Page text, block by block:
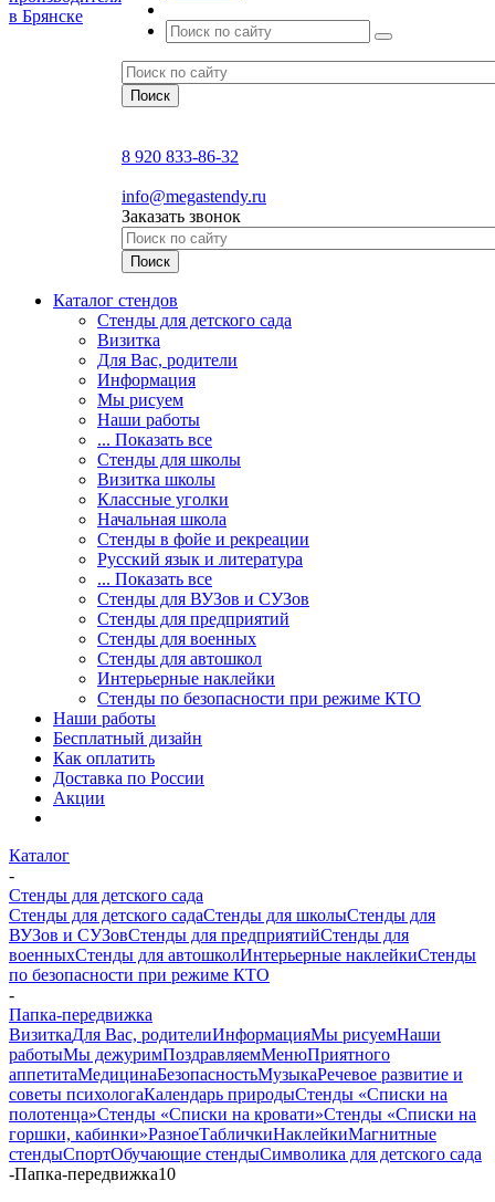
8 920 833-86-32
info@megastendy.ru
Заказать звонок
Каталог стендов
Стенды для детского сада
Визитка
Для Вас, родители
Информация
Мы рисуем
Наши работы
... Показать все
Стенды для школы
Визитка школы
Классные уголки
Начальная школа
Стенды в фойе и рекреации
Русский язык и литература
... Показать все
Стенды для ВУЗов и СУЗов
Стенды для предприятий
Стенды для военных
Стенды для автошкол
Интерьерные наклейки
Стенды по безопасности при режиме КТО
Наши работы
Бесплатный дизайн
Как оплатить
Доставка по России
Акции
Каталог
-
Стенды для детского сада
Стенды для детского садаСтенды для школыСтенды для
ВУЗов и СУЗовСтенды для предприятийСтенды для
военныхСтенды для автошколИнтерьерные наклейкиСтенды
по безопасности при режиме КТО
-
Папка-передвижка
ВизиткаДля Вас, родителиИнформацияМы рисуемНаши
работыМы дежуримПоздравляемМенюПриятного
аппетитаМедицинаБезопасностьМузыкаРечевое развитие и
советы психологаКалендарь природыСтенды «Списки на
полотенца»Стенды «Списки на кровати»Стенды «Списки на
горшки, кабинки»РазноеТабличкиНаклейкиМагнитные
стендыСпортОбучающие стендыСимволика для детского сада
-Папка-передвижка10